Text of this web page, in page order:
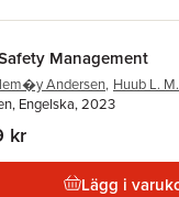
Management
Andersen, Huub L.
Engelska, 2023
kr
Lägg i